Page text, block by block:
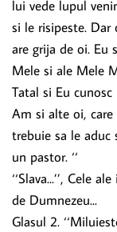
lui vede lupul
si le risipeste.
are grija de oi. Eu
Mele si ale Mele
Tatal si Eu
Am si alte oi, care
trebuie sa le
un pastor. ‘‘
‘‘Slava...’’, Cele
de Dumnezeu...
Glasul 2.